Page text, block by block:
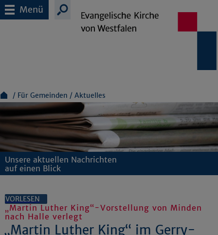
Menü
Für Gemeinden Aktuelles
Unsere aktuellen Nachrichten
auf einen Blick
VORLESEN
„Martin Luther King“-Vorstellung von Minden
nach Halle verlegt
„Martin Luther King“ im Gerry-